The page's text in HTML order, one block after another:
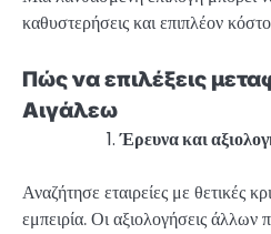
καθυστερήσεις και επιπλέον
Πώς να επιλέξεις
Αιγάλεω
Έρευνα και
Αναζήτησε εταιρείες με θετικές
εμπειρία. Οι αξιολογήσεις